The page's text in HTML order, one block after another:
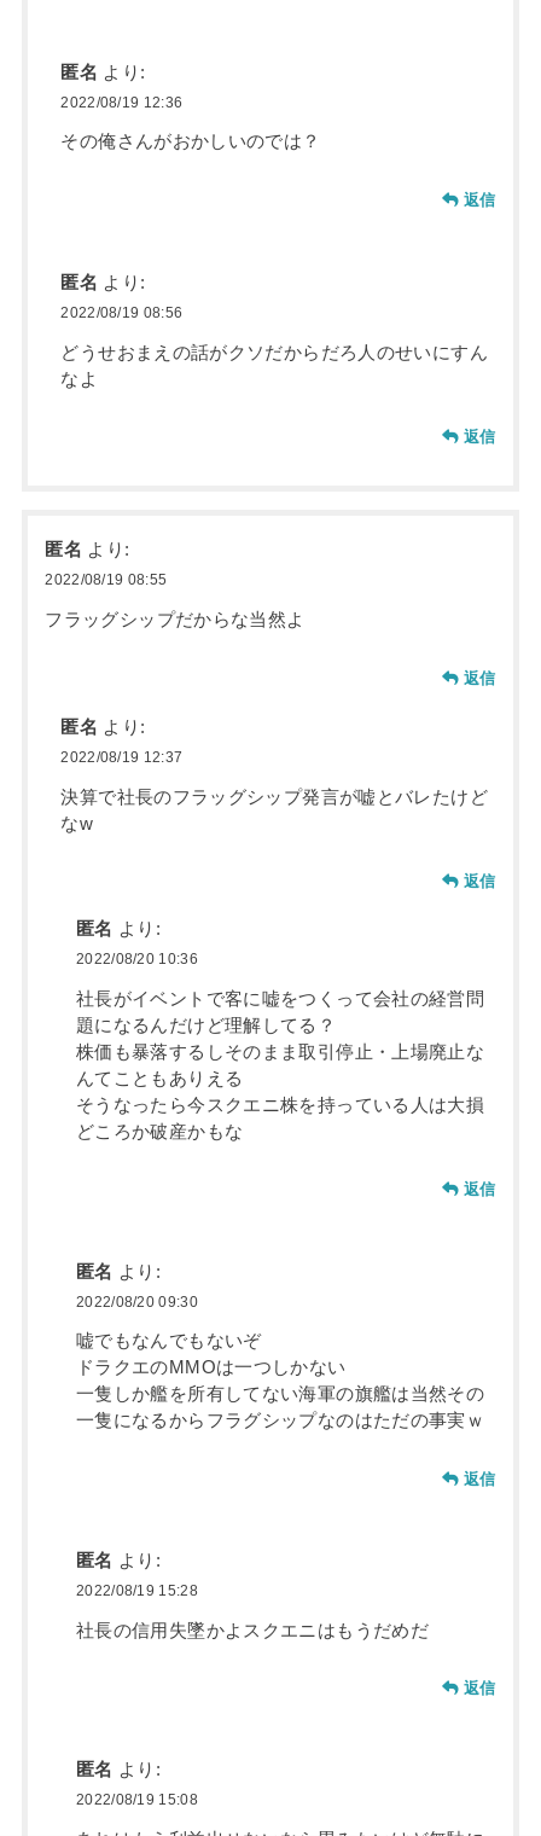
匿名 より:
2022/08/19 12:36
その俺さんがおかしいのでは？
返信
匿名 より:
2022/08/19 08:56
どうせおまえの話がクソだからだろ人のせいにすん
なよ
返信
匿名 より:
2022/08/19 08:55
フラッグシップだからな当然よ
返信
匿名 より:
2022/08/19 12:37
決算で社長のフラッグシップ発言が嘘とバレたけど
なw
返信
匿名 より:
2022/08/20 10:36
社長がイベントで客に嘘をつくって会社の経営問
題になるんだけど理解してる？
株価も暴落するしそのまま取引停止・上場廃止な
んてこともありえる
そうなったら今スクエニ株を持っている人は大損
どころか破産かもな
返信
匿名 より:
2022/08/20 09:30
嘘でもなんでもないぞ
ドラクエのMMOは一つしかない
一隻しか艦を所有してない海軍の旗艦は当然その
一隻になるからフラグシップなのはただの事実ｗ
返信
匿名 より:
2022/08/19 15:28
社長の信用失墜かよスクエニはもうだめだ
返信
匿名 より:
2022/08/19 15:08